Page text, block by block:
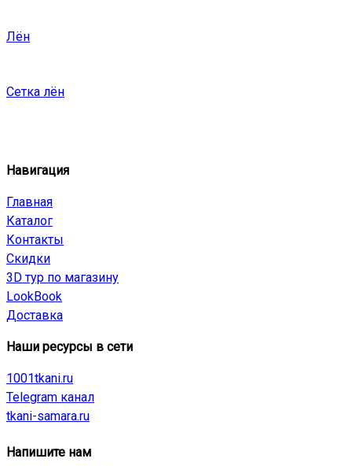
Лён
Сетка лён
Навигация
Главная
Каталог
Контакты
Скидки
3D тур по магазину
LookBook
Доставка
Наши ресурсы в сети
1001tkani.ru
Telegram канал
tkani-samara.ru
Напишите нам